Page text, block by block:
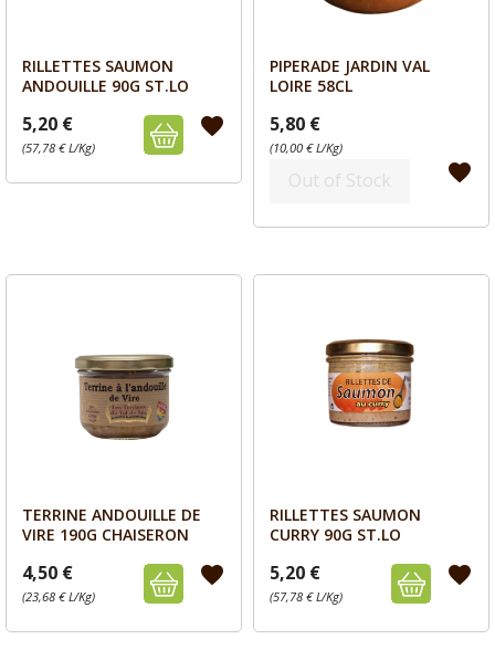
Aperçu
RILLETTES SAUMON
ANDOUILLE 90G ST.LO
5,20 €
(57,78 € L/Kg)
favorite
Aperçu
PIPERADE JARDIN VAL
LOIRE 58CL
5,80 €
(10,00 € L/Kg)
Out of Stock favorite
Aperçu
TERRINE ANDOUILLE DE
VIRE 190G CHAISERON
4,50 €
(23,68 € L/Kg)
favorite
Aperçu
RILLETTES SAUMON
CURRY 90G ST.LO
5,20 €
(57,78 € L/Kg)
favorite